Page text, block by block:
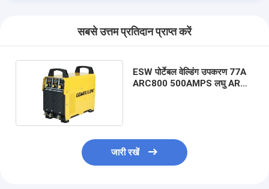
सबसे उत्तम प्रतिदान प्राप्त करें
ESW पोर्टेबल वेल्डिंग उपकरण 77A
ARC800 500AMPS लघु ARC
जारी रखें